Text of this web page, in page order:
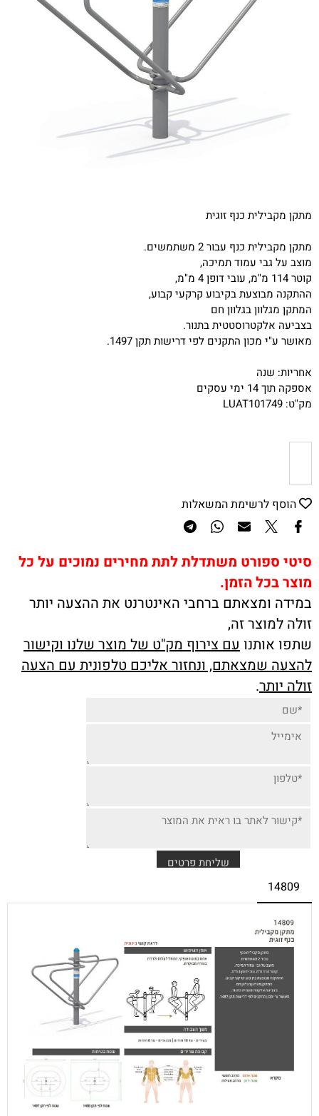
מתקן מקבילית כנף זוגית
מתקן מקבילית כנף עבור 2 משתמשים.
מוצב על גבי עמוד תמיכה,
קוטר 114 מ"מ, עובי דופן 4 מ"מ,
ההתקנה מבוצעת בקיבוע קרקעי קבוע,
המתקן מגלוון בגלוון חם
בצביעה אלקטרוסטטית בתנור.
מאושר ע"י מכון התקנים לפי דרישות תקן 1497.
אחריות: שנה
אספקה תוך 14 ימי עסקים
מק"ט: LUAT101749
הוסף לרשימת המשאלות
סיטי ספורט משתדלת לתת מחירים נמוכים על כל
מוצר בכל הזמן.
במידה ומצאתם ברחבי האינטרנט את ההצעה יותר
זולה למוצר זה,
שתפו אותנו עם צירוף מק"ט של מוצר שלנו וקישור
להצעה שמצאתם, ונחזור אליכם טלפונית עם הצעה
זולה יותר.
14809